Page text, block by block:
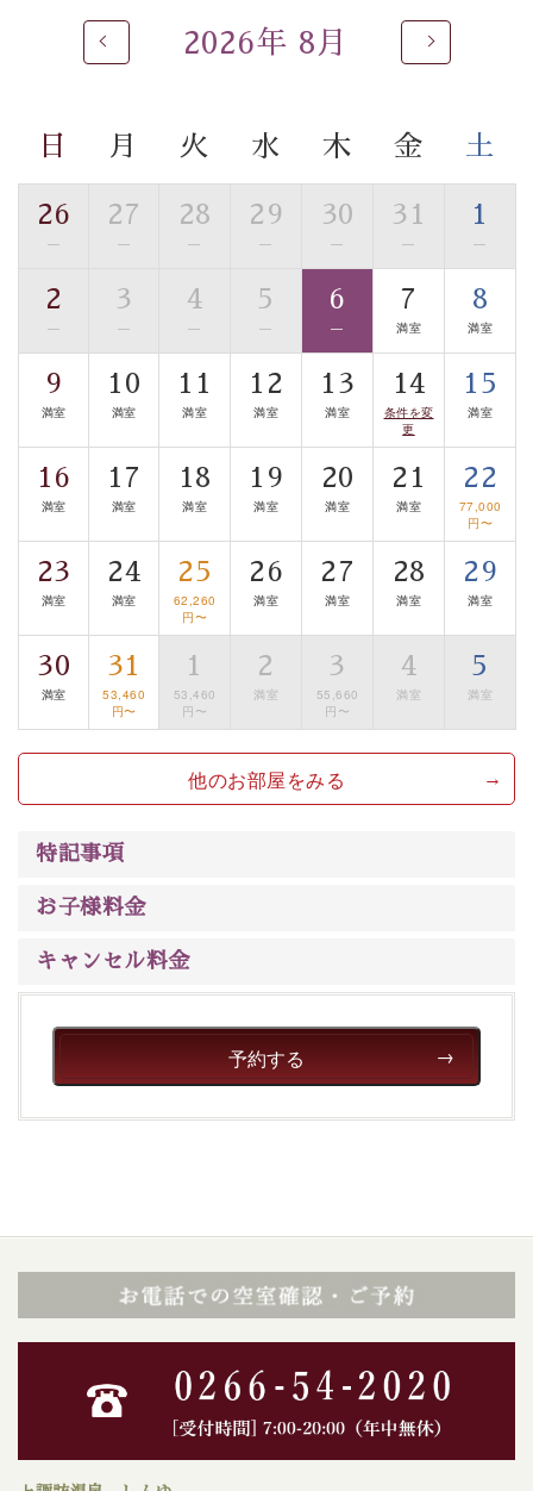
るご入浴をお愉しみください。
■お座敷風呂（大浴場）
す。
■貸切温泉風呂 （40分無料）
眺望はございませんが、源泉掛け流しの温泉の質を楽し
む貸切温泉風呂です。ゆったりといやされるプライベー
トな空間をお愉しみください。
【旅】
■諏訪大社4社を巡る無料参拝バス
豊富な知識を持ったドライバー兼ガイドが諏訪大社をご
案内します。事前ご予約制ですので、ご利用ご希望の方
は【3日前まで】にお電話ください。
※交通規制などにより運行できない日がございます
※年末年始及び御柱祭前後は運行しておりません
以上がプラン内容です。
上諏訪温泉“しんゆ”なら諏訪大社など歴史ある諏訪の街
で心癒されます。 清らかな源泉、自然の恵みあるお食
事、諏訪湖に包まれるお部屋、 大人のたしなみを感じて
いただける、美しく癒される宿で贅沢に幸せのときを安
心してお過ごしください。
2026年 8月
日 月 火 水 木 金 土
26
—
27
—
28
—
29
—
30
—
31
—
1
—
2
—
3
—
4
—
5
—
6
—
7
満室
8
満室
9
満室
10
満室
11
満室
12
満室
13
満室
14
条件を変
更
15
満室
16
満室
17
満室
18
満室
19
満室
20
満室
21
満室
22
77,000
円〜
23
満室
24
満室
25
62,260
円〜
26
満室
27
満室
28
満室
29
満室
30
満室
31
53,460
円〜
1
53,460
円〜
2
満室
3
55,660
円〜
4
満室
5
満室
他のお部屋をみる
特記事項
お子様料金
キャンセル料金
予約する